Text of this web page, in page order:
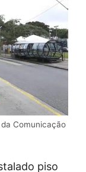
Comunicação
piso